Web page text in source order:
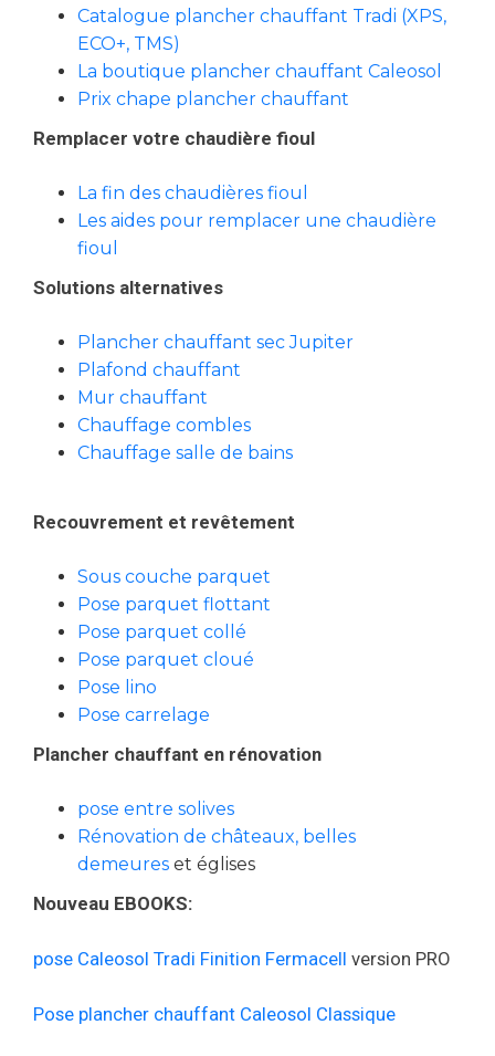
Catalogue plancher chauffant Tradi (XPS,
ECO+, TMS)
La boutique plancher chauffant Caleosol
Prix chape plancher chauffant
Remplacer votre chaudière fioul
La fin des chaudières fioul
Les aides pour remplacer une chaudière
fioul
Solutions alternatives
Plancher chauffant sec Jupiter
Plafond chauffant
Mur chauffant
Chauffage combles
Chauffage salle de bains
Recouvrement et revêtement
Sous couche parquet
Pose parquet flottant
Pose parquet collé
Pose parquet cloué
Pose lino
Pose carrelage
Plancher chauffant en rénovation
pose entre solives
Rénovation de châteaux, belles
demeures et églises
Nouveau EBOOKS:
pose Caleosol Tradi Finition Fermacell version PRO
Pose plancher chauffant Caleosol Classique